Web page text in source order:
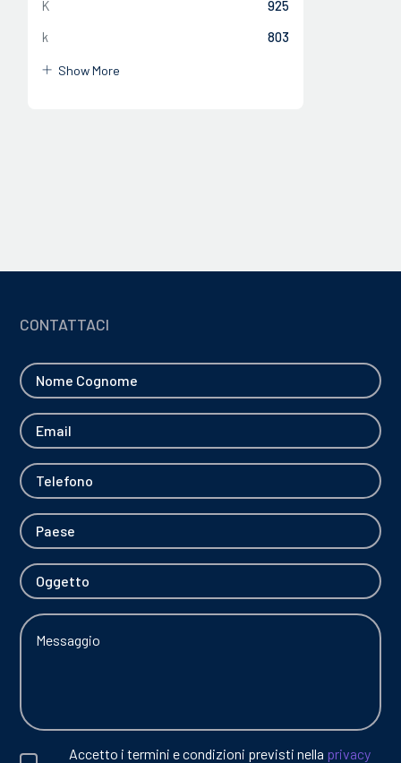
K
925
k
803
Show More
CONTATTACI
Accetto i termini e condizioni previsti nella privacy